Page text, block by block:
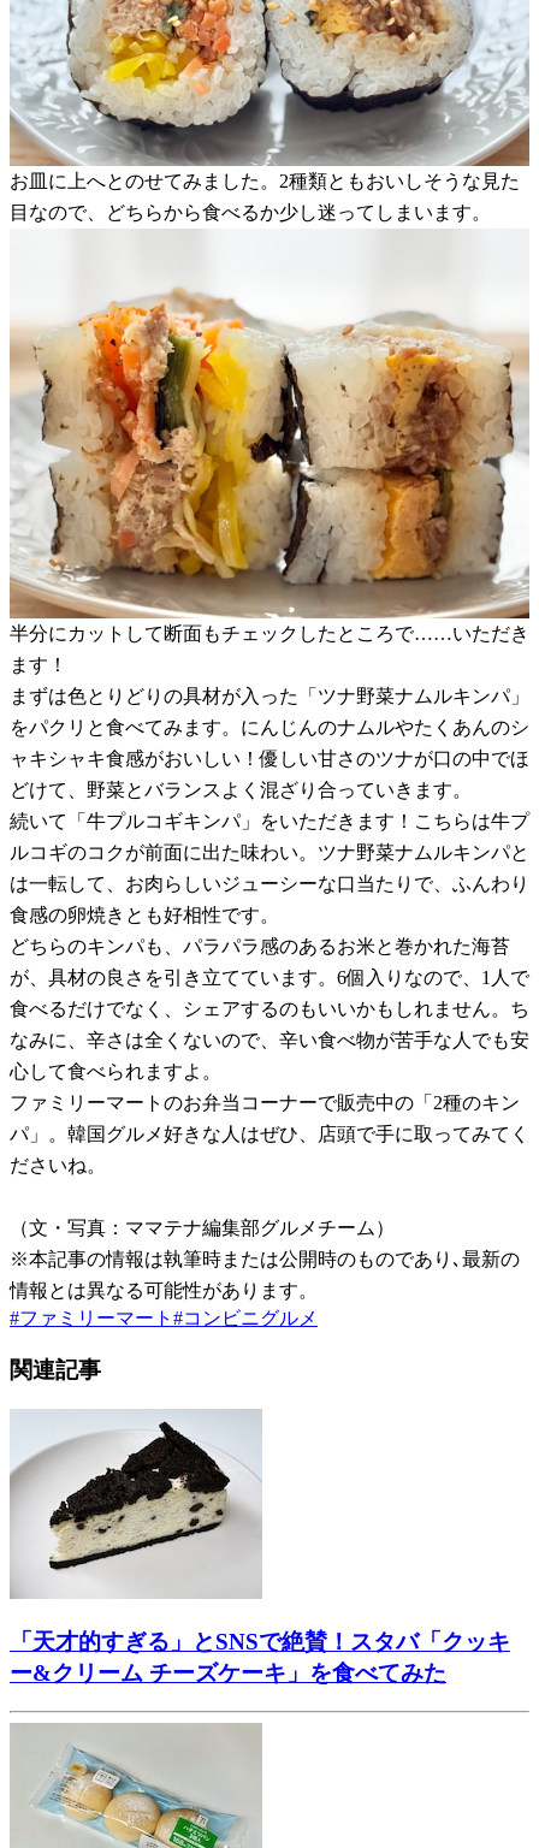
お皿に上へとのせてみました。2種類ともおいしそうな見た
目なので、どちらから食べるか少し迷ってしまいます。
半分にカットして断面もチェックしたところで……いただき
ます！
まずは色とりどりの具材が入った「ツナ野菜ナムルキンパ」
をパクリと食べてみます。にんじんのナムルやたくあんのシ
ャキシャキ食感がおいしい！優しい甘さのツナが口の中でほ
どけて、野菜とバランスよく混ざり合っていきます。
続いて「牛プルコギキンパ」をいただきます！こちらは牛プ
ルコギのコクが前面に出た味わい。ツナ野菜ナムルキンパと
は一転して、お肉らしいジューシーな口当たりで、ふんわり
食感の卵焼きとも好相性です。
どちらのキンパも、パラパラ感のあるお米と巻かれた海苔
が、具材の良さを引き立てています。6個入りなので、1人で
食べるだけでなく、シェアするのもいいかもしれません。ち
なみに、辛さは全くないので、辛い食べ物が苦手な人でも安
心して食べられますよ。
ファミリーマートのお弁当コーナーで販売中の「2種のキン
パ」。韓国グルメ好きな人はぜひ、店頭で手に取ってみてく
ださいね。
（文・写真：ママテナ編集部グルメチーム）
※本記事の情報は執筆時または公開時のものであり､最新の
情報とは異なる可能性があります。
#ファミリーマート #コンビニグルメ
関連記事
「天才的すぎる」とSNSで絶賛！スタバ「クッキ
ー&クリーム チーズケーキ」を食べてみた